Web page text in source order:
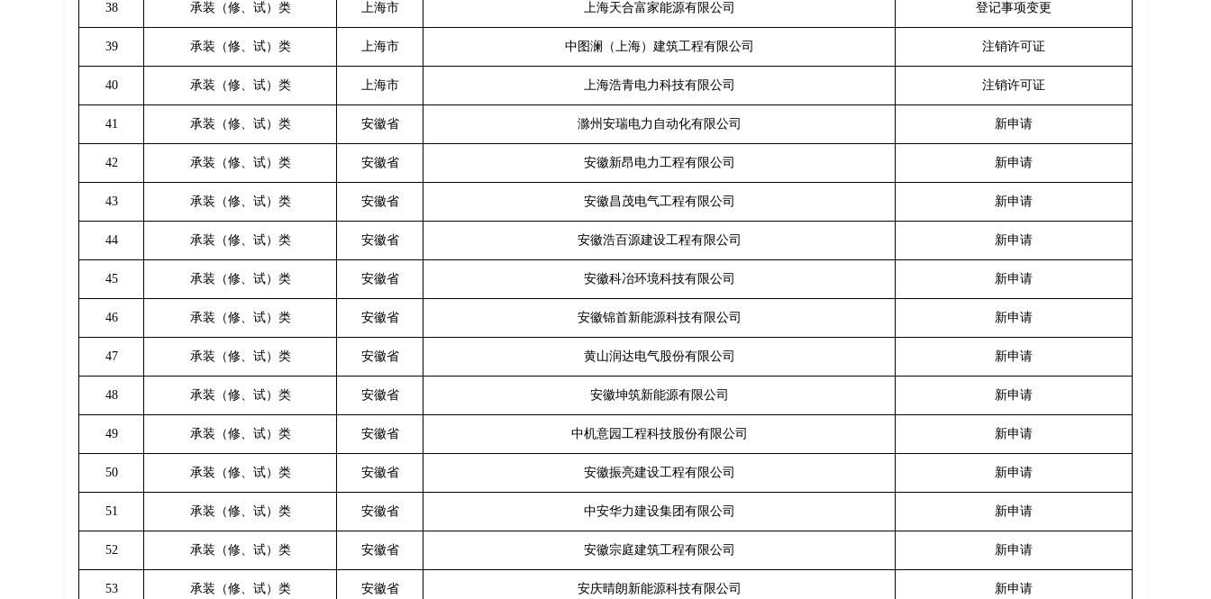
38 承装（修、试）类 上海市 上海天合富家能源有限公司 登记事项变更
39 承装（修、试）类 上海市 中图澜（上海）建筑工程有限公司 注销许可证
40 承装（修、试）类 上海市 上海浩青电力科技有限公司 注销许可证
41 承装（修、试）类 安徽省 滁州安瑞电力自动化有限公司 新申请
42 承装（修、试）类 安徽省 安徽新昂电力工程有限公司 新申请
43 承装（修、试）类 安徽省 安徽昌茂电气工程有限公司 新申请
44 承装（修、试）类 安徽省 安徽浩百源建设工程有限公司 新申请
45 承装（修、试）类 安徽省 安徽科冶环境科技有限公司 新申请
46 承装（修、试）类 安徽省 安徽锦首新能源科技有限公司 新申请
47 承装（修、试）类 安徽省 黄山润达电气股份有限公司 新申请
48 承装（修、试）类 安徽省 安徽坤筑新能源有限公司 新申请
49 承装（修、试）类 安徽省 中机意园工程科技股份有限公司 新申请
50 承装（修、试）类 安徽省 安徽振亮建设工程有限公司 新申请
51 承装（修、试）类 安徽省 中安华力建设集团有限公司 新申请
52 承装（修、试）类 安徽省 安徽宗庭建筑工程有限公司 新申请
53 承装（修、试）类 安徽省 安庆晴朗新能源科技有限公司 新申请